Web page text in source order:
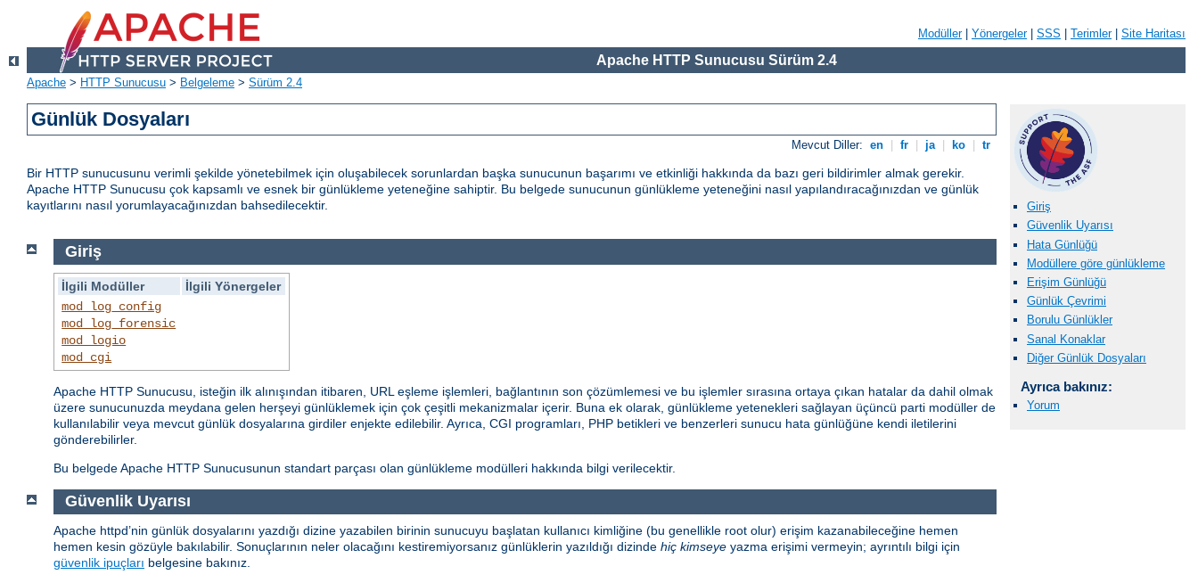
Modüller| Yönergeler| SSS Terimler| Site Haritası
Apache HTTP Sunucusu Sürüm 2.4
Apache > HTTP Sunucusu > Belgeleme > Sürüm 2.4
Günlük Dosyaları
Mevcut Diller: en fr ja ko tr
Bir HTTP sunucusunu verimli şekilde yönetebilmek için oluşabilecek sorunlardan başka sunucunun başarımı ve etkinliği hakkında da bazı geri bildirimler almak gerekir.
Apache HTTP Sunucusu çok kapsamlı ve esnek bir günlükleme yeteneğine sahiptir. Bu belgede sunucunun günlükleme yeteneğini nasıl yapılandıracağınızdan ve günlük
kayıtlarını nasıl yorumlayacağınızdan bahsedilecektir.
Giriş
Güvenlik Uyarısı
Hata Günlüğü
Modüllere göre günlükleme
Erişim Günlüğü
Günlük Çevrimi
Borulu Günlükler
Sanal Konaklar
Diğer Günlük Dosyaları
Ayrıca bakınız:
Yorum
Giriş
İlgili Modüller
İlgili Yönergeler
mod_log_config
mod_log_forensic
mod_logio
mod_cgi
Apache HTTP Sunucusu, isteğin ilk alınışından itibaren, URL eşleme işlemleri, bağlantının son çözümlemesi ve bu işlemler sırasına ortaya çıkan hatalar da dahil olmak
üzere sunucunuzda meydana gelen herşeyi günlüklemek için çok çeşitli mekanizmalar içerir. Buna ek olarak, günlükleme yetenekleri sağlayan üçüncü parti modüller de
kullanılabilir veya mevcut günlük dosyalarına girdiler enjekte edilebilir. Ayrıca, CGI programları, PHP betikleri ve benzerleri sunucu hata günlüğüne kendi iletilerini
gönderebilirler.
Bu belgede Apache HTTP Sunucusunun standart parçası olan günlükleme modülleri hakkında bilgi verilecektir.
Güvenlik Uyarısı
Apache httpd’nin günlük dosyalarını yazdığı dizine yazabilen birinin sunucuyu başlatan kullanıcı kimliğine (bu genellikle root olur) erişim kazanabileceğine hemen
hemen kesin gözüyle bakılabilir. Sonuçlarının neler olacağını kestiremiyorsanız günlüklerin yazıldığı dizinde hiç kimseye yazma erişimi vermeyin; ayrıntılı bilgi için
güvenlik ipuçları belgesine bakınız.